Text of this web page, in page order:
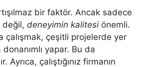
bir faktör. Ancak sadece
değil, deneyimin kalitesi önemli.
çalışmak, çeşitli projelerde yer
yapar. Bu da
Ayrıca, çalıştığınız firmanın